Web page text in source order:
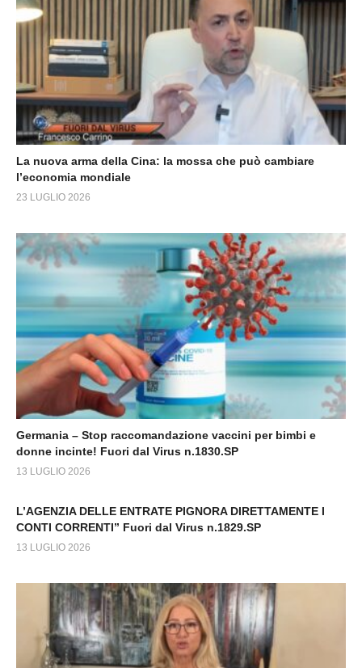
La nuova arma della Cina: la mossa che può cambiare
l’economia mondiale
23 LUGLIO 2026
Germania – Stop raccomandazione vaccini per bimbi e
donne incinte! Fuori dal Virus n.1830.SP
13 LUGLIO 2026
L’AGENZIA DELLE ENTRATE PIGNORA DIRETTAMENTE I
CONTI CORRENTI” Fuori dal Virus n.1829.SP
13 LUGLIO 2026